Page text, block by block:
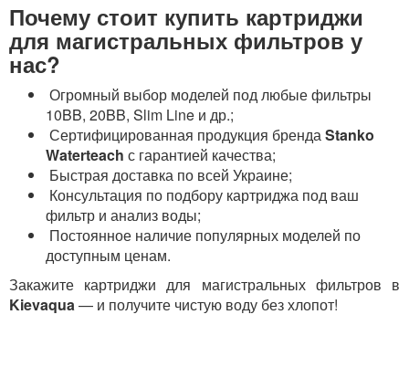
Почему стоит купить картриджи
для магистральных фильтров у
нас?
Огромный выбор моделей под любые фильтры
10BB, 20BB, Slim Line и др.;
Сертифицированная продукция брендаStanko
Waterteach с гарантией качества;
Быстрая доставка по всей Украине;
Консультация по подбору картриджа под ваш
фильтр и анализ воды;
Постоянное наличие популярных моделей по
доступным ценам.
Закажите картриджи для магистральных фильтров в
Kievaqua— и получите чистую воду без хлопот!